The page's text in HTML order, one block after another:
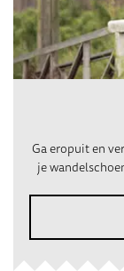
Ga eropuit en
je